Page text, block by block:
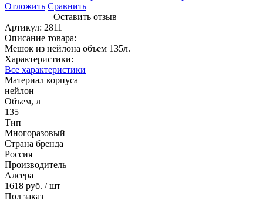
Отложить Сравнить
Оставить отзыв
Артикул: 2811
Описание товара:
Мешок из нейлона объем 135л.
Характеристики:
Все характеристики
Материал корпуса
нейлон
Объем, л
135
Тип
Многоразовый
Страна бренда
Россия
Производитель
Алсера
1618 руб. / шт
Под заказ